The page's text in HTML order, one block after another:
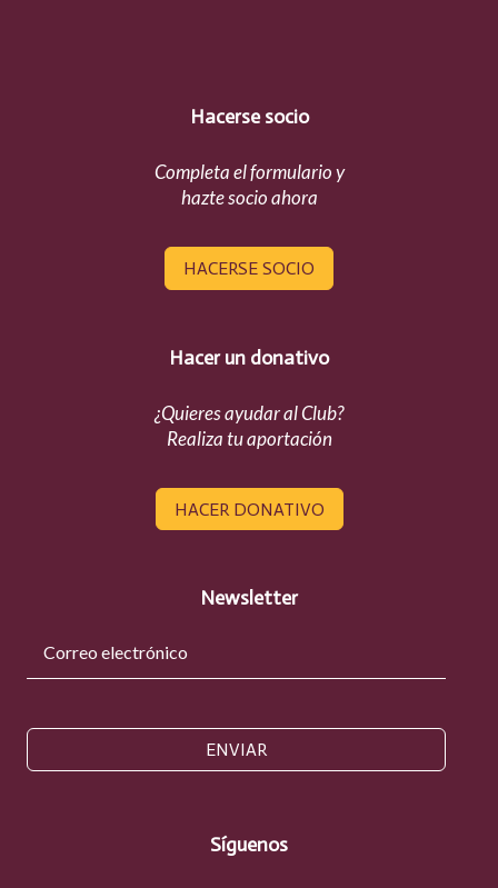
Hacerse socio
Completa el formulario y
hazte socio ahora
HACERSE SOCIO
Hacer un donativo
¿Quieres ayudar al Club?
Realiza tu aportación
HACER DONATIVO
Newsletter
ENVIAR
Síguenos